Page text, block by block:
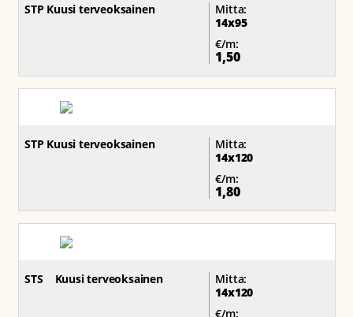
STP Kuusi terveoksainen
Mitta:
14x95
€/m:
1,50
STP Kuusi terveoksainen
Mitta:
14x120
€/m:
1,80
STS Kuusi terveoksainen
Mitta:
14x120
€/m: